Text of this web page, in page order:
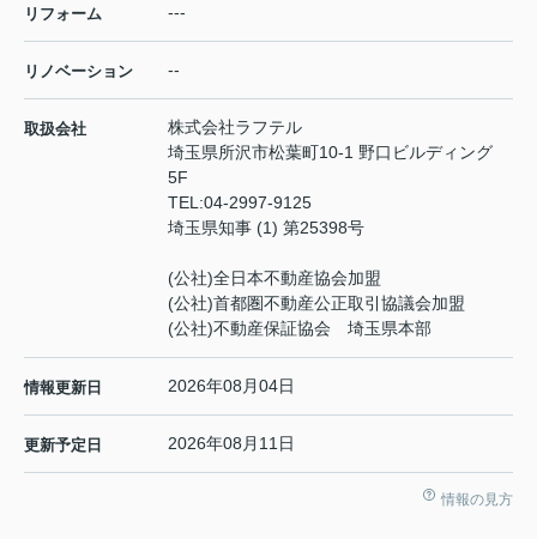
リフォーム ---
リノベーション --
取扱会社
株式会社ラフテル
埼玉県所沢市松葉町10-1 野口ビルディング
5F
TEL:04-2997-9125
埼玉県知事 (1) 第25398号
(公社)全日本不動産協会加盟
(公社)首都圏不動産公正取引協議会加盟
(公社)不動産保証協会 埼玉県本部
情報更新日 2026年08月04日
更新予定日 2026年08月11日
情報の見方